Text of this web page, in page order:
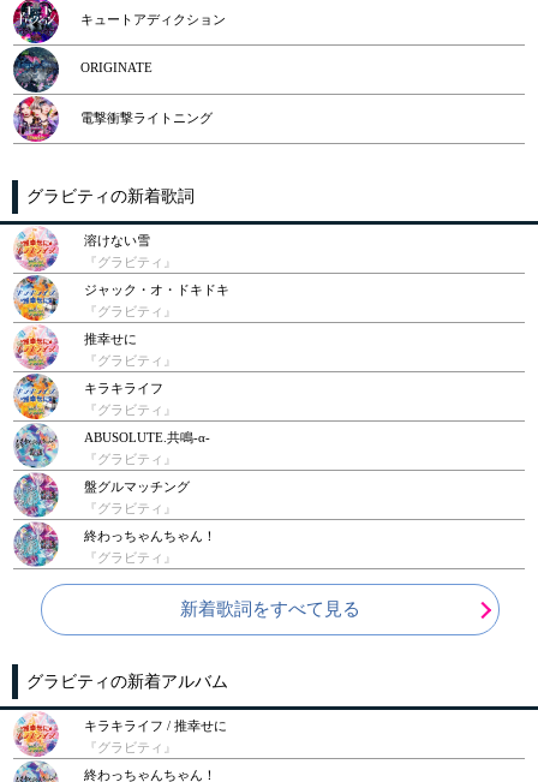
キュートアディクション
ORIGINATE
電撃衝撃ライトニング
グラビティの新着歌詞
溶けない雪
『グラビティ』
ジャック・オ・ドキドキ
『グラビティ』
推幸せに
『グラビティ』
キラキライフ
『グラビティ』
ABUSOLUTE.共鳴-α-
『グラビティ』
盤グルマッチング
『グラビティ』
終わっちゃんちゃん！
『グラビティ』
新着歌詞をすべて見る
グラビティの新着アルバム
キラキライフ / 推幸せに
『グラビティ』
終わっちゃんちゃん！